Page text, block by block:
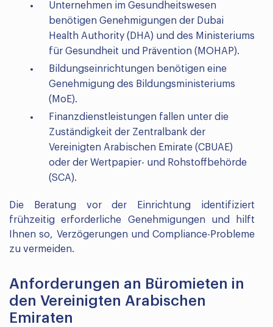
Unternehmen im Gesundheitswesen
benötigen Genehmigungen der Dubai
Health Authority (DHA) und des Ministeriums
für Gesundheit und Prävention (MOHAP).
Bildungseinrichtungen benötigen eine
Genehmigung des Bildungsministeriums
(MoE).
Finanzdienstleistungen fallen unter die
Zuständigkeit der Zentralbank der
Vereinigten Arabischen Emirate (CBUAE)
oder der Wertpapier- und Rohstoffbehörde
(SCA).
Die Beratung vor der Einrichtung identifiziert
frühzeitig erforderliche Genehmigungen und hilft
Ihnen so, Verzögerungen und Compliance-Probleme
zu vermeiden.
Anforderungen an Büromieten in
den Vereinigten Arabischen
Emiraten